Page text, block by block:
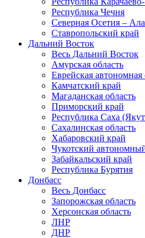
Республика Чечня
Северная Осетия –
Ставропольский край
Дальний Восток
Весь Дальний Восток
Амурская область
Еврейская автономная
Камчатский край
Магаданская область
Приморский край
Республика Саха
Сахалинская область
Хабаровский край
Чукотский
Забайкальский край
Республика Бурятия
Донбасс
Весь Донбасс
Запорожская область
Херсонская область
ЛНР
ДНР